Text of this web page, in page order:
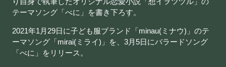
テーマソング「べに」を書き下ろす。
2021年1月29日に子ども服ブランド「minau(ミナウ)」のテ
ーマソング「mirai(ミライ)」を、3月5日にバラードソング
「べに」をリリース。